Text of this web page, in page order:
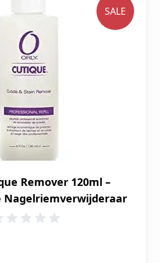
Remover 120ml –
Nagelriemverwijderaar
SALE